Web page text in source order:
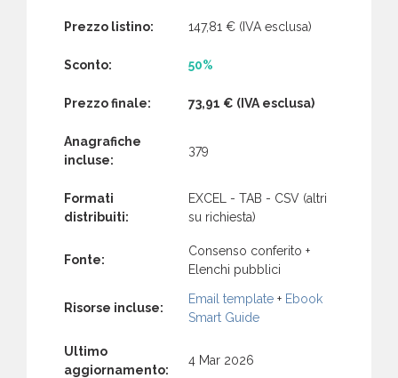
Prezzo listino: 147,81 € (IVA esclusa)
Sconto: 50%
Prezzo finale: 73,91 € (IVA esclusa)
Anagrafiche
incluse:
379
Formati
distribuiti:
EXCEL - TAB - CSV (altri
su richiesta)
Fonte:
Consenso conferito +
Elenchi pubblici
Risorse incluse:
Email template + Ebook
Smart Guide
Ultimo
aggiornamento:
4 Mar 2026